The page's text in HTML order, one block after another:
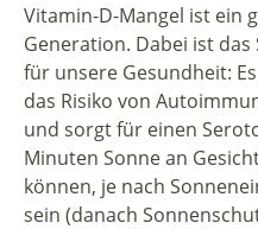
Vitamin-D-Mangel ist ein
Generation. Dabei ist
für unsere Gesundheit:
das Risiko von
und sorgt für einen
Minuten Sonne an
können, je nach
sein (danach